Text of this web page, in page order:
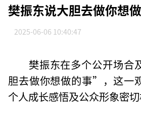
樊振东说大胆去做你想
2025-06-06 10:40:47
樊振东在多个公开场
胆去做你想做的事”，这一
个人成长感悟及公众形象密切